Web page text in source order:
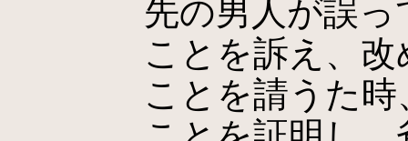
先の男人が誤
ことを訴え、
ことを請うた